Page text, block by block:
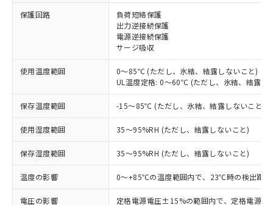
保護回路
負荷短絡保護
出力逆接続保護
電源逆接続保護
サージ吸収
使用温度範囲
0～85℃ (ただし、氷結、結露しないこと)
UL温度定格: 0～60℃ (ただし、氷結、結露し
保存温度範囲 -15～85℃ (ただし、氷結、結露しないこと)
使用湿度範囲 35～95%RH (ただし、結露しないこと)
保存湿度範囲 35～95%RH (ただし、結露しないこと)
温度の影響 0～+85℃の温度範囲内で、23℃時の検出距
電圧の影響 定格電源電圧±15%の範囲内で、定格電源
ご利用条件
以下の条件をお読みいただき、同意のうえ
ご利用ください。
本サービスは、当社制御機器事業取扱
商品の当社在庫状況および標準価格
(税抜)を提供させていただくもので
当社制御機器事業取扱商品の中には、
本サービスの対象外となる商品もある
ことをご了承ください。
非含有に対応した製品が提供可能な商品で
対応予定：EU RoHS指令（10物質）の非含
有に対応した製品に切り替える予定のある
対応予定なし：EU RoHS指令（10物質）の
非含有に非対応の商品で、対応品を出す予
定はありません。
調査・確認中：EU RoHS指令（10物質）の
非含有の対応状況を調査中または確認中の
非該当品：ライセンス料など無形物で、有
害物質有無と関係のない商品です。
仕入先様の事情により、非含有部品として
いたものが、含有品と判明した場合などや
※1 中国RoHS○×表
「○」：最大均質材料含有率が中国RoHSの
基準値以下であることを示します。
「×」：最大均質材料含有率が中国RoHSの
基準値を超えていることを示します。
「－」：未確認です。当社販売部門へお問
当社は、これら貴社製品のうち、外国